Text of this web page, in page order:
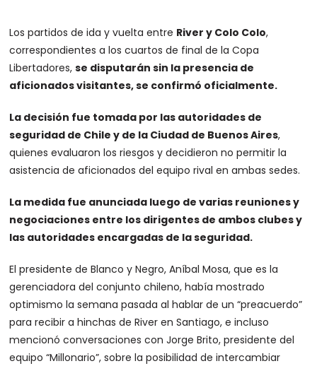
Los partidos de ida y vuelta entre River y Colo Colo,
correspondientes a los cuartos de final de la Copa
Libertadores,se disputarán sin la presencia de
aficionados visitantes, se confirmó oficialmente.
La decisión fue tomada por las autoridades de
seguridad de Chile y de la Ciudad de Buenos Aires,
quienes evaluaron los riesgos y decidieron no permitir la
asistencia de aficionados del equipo rival en ambas sedes.
La medida fue anunciada luego de varias reuniones y
negociaciones entre los dirigentes de ambos clubes y
las autoridades encargadas de la seguridad.
El presidente de Blanco y Negro, Aníbal Mosa, que es la
gerenciadora del conjunto chileno, había mostrado
optimismo la semana pasada al hablar de un “preacuerdo”
para recibir a hinchas de River en Santiago, e incluso
mencionó conversaciones con Jorge Brito, presidente del
equipo “Millonario”, sobre la posibilidad de intercambiar